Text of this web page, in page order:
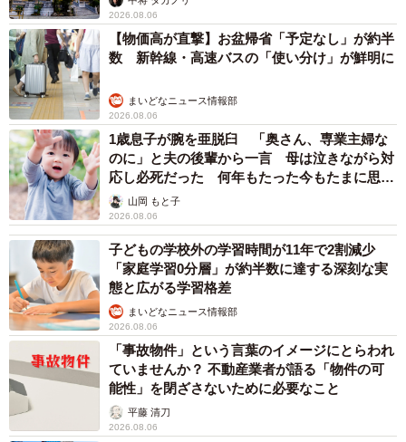
2026.08.06
【物価高が直撃】お盆帰省「予定なし」が約半
数 新幹線・高速バスの「使い分け」が鮮明に
まいどなニュース情報部
2026.08.06
1歳息子が腕を亜脱臼 「奥さん、専業主婦な
のに」と夫の後輩から一言 母は泣きながら対
応し必死だった 何年もたった今もたまに思い
出し…山岡 もと子
2026.08.06
子どもの学校外の学習時間が11年で2割減少
「家庭学習0分層」が約半数に達する深刻な実
態と広がる学習格差
まいどなニュース情報部
2026.08.06
「事故物件」という言葉のイメージにとらわれ
ていませんか？ 不動産業者が語る「物件の可
能性」を閉ざさないために必要なこと
平藤 清刀
2026.08.06